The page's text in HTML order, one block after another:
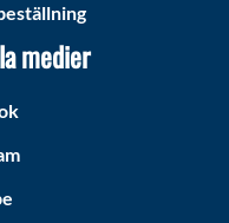
medier